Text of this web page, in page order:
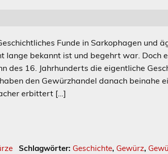
Funde in Sarkophagen und
lange bekannt ist und begehrt war. Doch
des 16. Jahrhunderts die eigentliche
den Gewürzhandel danach beinahe
erbittert […]
Schlagwörter: Geschichte, Gewürz,